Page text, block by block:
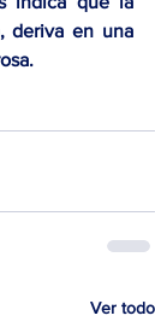
deriva en una
Ver todo